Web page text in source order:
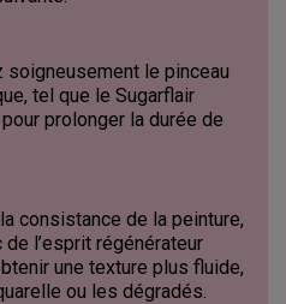
le pinceau
tel que le Sugarflair
prolonger la durée de
consistance de la peinture,
l’esprit régénérateur
une texture plus fluide,
ou les dégradés.